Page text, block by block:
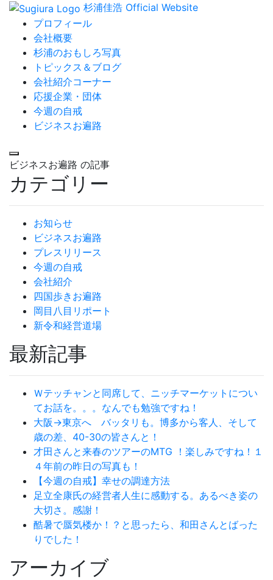
杉浦佳浩 Official Website
プロフィール
会社概要
杉浦のおもしろ写真
トピックス＆ブログ
会社紹介コーナー
応援企業・団体
今週の自戒
ビジネスお遍路
ビジネスお遍路 の記事
カテゴリー
お知らせ
ビジネスお遍路
プレスリリース
今週の自戒
会社紹介
四国歩きお遍路
岡目八目リポート
新令和経営道場
最新記事
Ｗテッチャンと同席して、ニッチマーケットについ
てお話を。。。なんでも勉強ですね！
大阪→東京へ バッタリも。博多から客人、そして
歳の差、40-30の皆さんと！
才田さんと来春のツアーのMTG ！楽しみですね！１
４年前の昨日の写真も！
【今週の自戒】幸せの調達方法
足立全康氏の経営者人生に感動する。あるべき姿の
大切さ。感謝！
酷暑で蜃気楼か！？と思ったら、和田さんとばった
りでした！
アーカイブ